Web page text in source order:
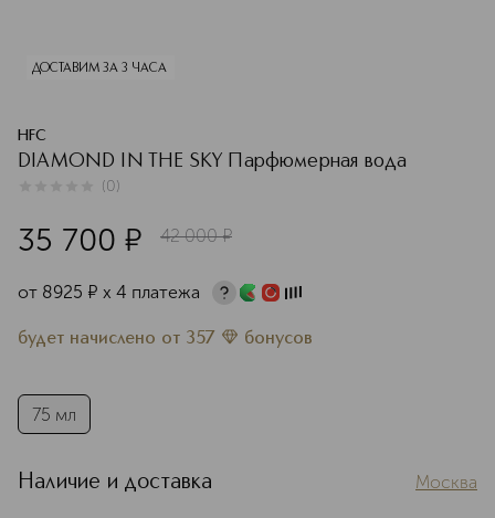
ДОСТАВИМ ЗА 3 ЧАСА
HFC
DIAMOND IN THE SKY Парфюмерная вода
(0)
35 700 ¤ 42 000 ¤
от 8925 ¤ х 4 платежа
будет начислено от 357 бонусов
75 мл
Наличие и доставка Москва